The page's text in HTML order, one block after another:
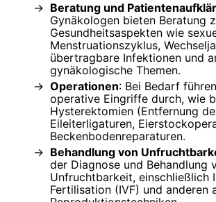
Beratung und
Gynäkologen bieten Beratung
Gesundheitsaspekten wie
Menstruationszyklus,
übertragbare Infektionen und
gynäkologische Themen.
Operationen: Bei Bedarf
operative Eingriffe durch, wie
Hysterektomien (Entfernung
Eileiterligaturen,
Beckenbodenreparaturen.
Behandlung von
der Diagnose und Behandlung
Unfruchtbarkeit, einschließlich
Fertilisation (IVF) und anderen